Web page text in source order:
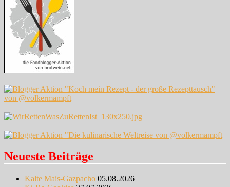
Neueste Beiträge
Kalte Mais-Gazpacho 05.08.2026